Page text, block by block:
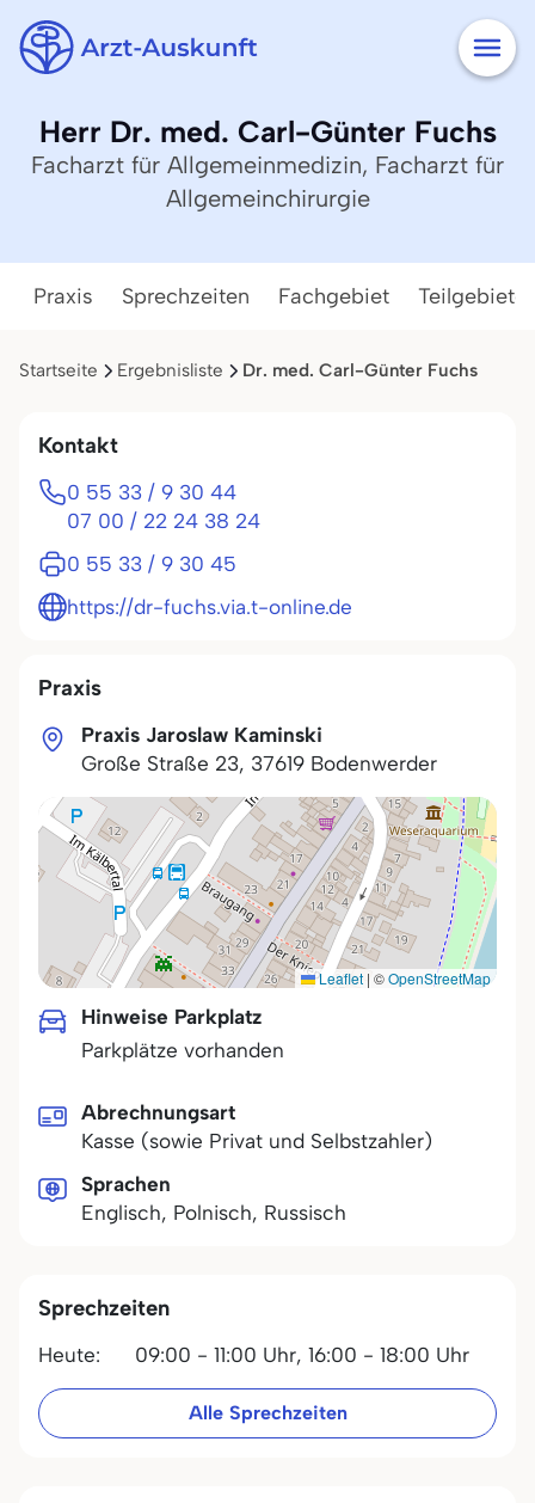
Herr Dr. med. Carl-Günter Fuchs
Facharzt für Allgemeinmedizin, Facharzt für
Allgemeinchirurgie
Praxis Sprechzeiten Fachgebiet Teilgebiete
Startseite Ergebnisliste Dr. med. Carl-Günter Fuchs
Praxis
Praxis Jaroslaw Kaminski
Große Straße 23, 37619 Bodenwerder
Leaflet | ©OpenStreetMap
Hinweise Parkplatz
Parkplätze vorhanden
Abrechnungsart
Kasse (sowie Privat und Selbstzahler)
Sprachen
Englisch, Polnisch, Russisch
Sprechzeiten
Heute: 09:00 - 11:00 Uhr, 16:00 - 18:00 Uhr
Alle Sprechzeiten
Kontakt
0 55 33 / 9 30 44
07 00 / 22 24 38 24
0 55 33 / 9 30 45
https://dr-fuchs.via.t-online.de